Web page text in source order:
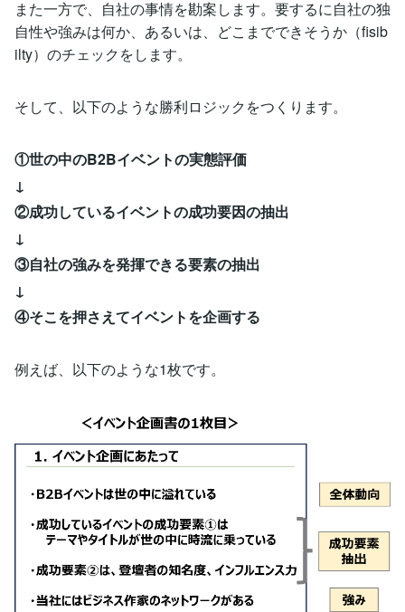
また一方で、自社の事情を勘案します。要するに自社の独
自性や強みは何か、あるいは、どこまでできそうか（fisib
ilty）のチェックをします。
そして、以下のような勝利ロジックをつくります。
①世の中のB2Bイベントの実態評価
↓
②成功しているイベントの成功要因の抽出
↓
③自社の強みを発揮できる要素の抽出
↓
④そこを押さえてイベントを企画する
例えば、以下のような1枚です。